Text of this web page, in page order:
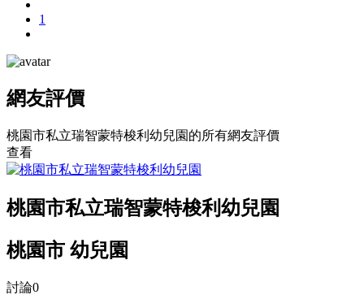
1
網友評價
桃園市私立瑞智蒙特梭利幼兒園的所有網友評價
查看
桃園市私立瑞智蒙特梭利幼兒園
桃園市 幼兒園
討論0